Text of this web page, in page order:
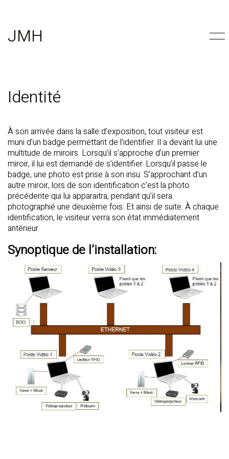
JMH
Identité
À son arrivée dans la salle d’exposition, tout visiteur est
muni d’un badge permettant de l’identifier. Il a devant lui une
multitude de miroirs. Lorsqu’il s’approche d’un premier
miroir, il lui est demandé de s’identifier. Lorsqu’il passe le
badge, une photo est prise à son insu. S’approchant d’un
autre miroir, lors de son identification c’est la photo
précédente qui lui apparaitra, pendant qu’il sera
photographié une deuxième fois. Et ainsi de suite. À chaque
identification, le visiteur verra son état immédiatement
antérieur.
Synoptique de l’installation: